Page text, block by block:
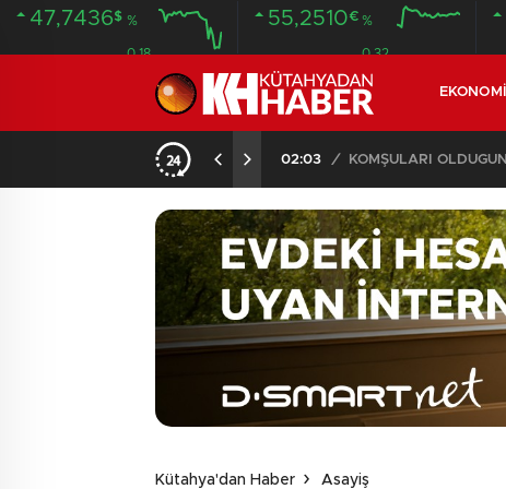
47,7436$ %
0.18
55,2510€ %
0.32
EKONOMI
02:03 /
Kütahya'dan Haber Asayiş